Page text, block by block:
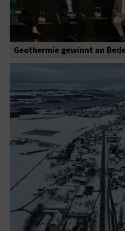
Geothermie gewinnt an